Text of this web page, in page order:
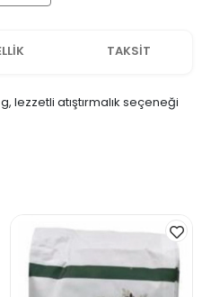
TAKSİT
lezzetli atıştırmalık seçeneği